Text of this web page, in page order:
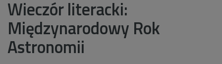
Wieczór literacki:
Międzynarodowy Rok
Astronomii